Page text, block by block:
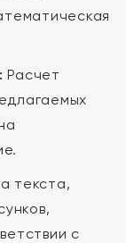
Расчет
текста,
с